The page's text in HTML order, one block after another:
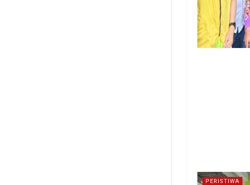
PERISTIWA